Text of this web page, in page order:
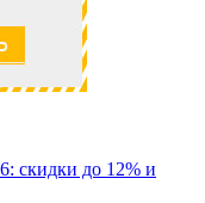
скидки до 12% и